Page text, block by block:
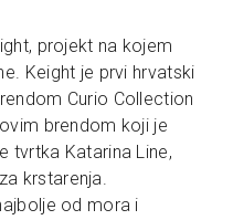
projekt na kojem
Keight je prvi hrvatski
Curio Collection
brendom koji je
tvrtka Katarina Line,
krstarenja.
od mora i